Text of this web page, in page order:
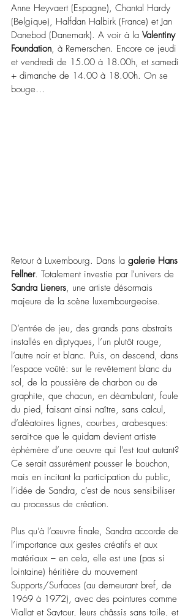
Anne Heyvaert (Espagne), Chantal Hardy
(Belgique), Halfdan Halbirk (France) et Jan
Danebod (Danemark). A voir à la Valentiny
Foundation, à Remerschen. Encore ce jeudi
et vendredi de 15.00 à 18.00h, et samedi
+ dimanche de 14.00 à 18.00h. On se
bouge…
Retour à Luxembourg. Dans la galerie Hans
Fellner. Totalement investie par l'univers de
Sandra Lieners, une artiste désormais
majeure de la scène luxembourgeoise.
D’entrée de jeu, des grands pans abstraits
installés en diptyques, l’un plutôt rouge,
l’autre noir et blanc. Puis, on descend, dans
l’espace voûté: sur le revêtement blanc du
sol, de la poussière de charbon ou de
graphite, que chacun, en déambulant, foule
du pied, faisant ainsi naître, sans calcul,
d’aléatoires lignes, courbes, arabesques:
serait-ce que le quidam devient artiste
éphémère d’une oeuvre qui l’est tout autant?
Ce serait assurément pousser le bouchon,
mais en incitant la participation du public,
l’idée de Sandra, c’est de nous sensibiliser
au processus de création.
Plus qu’à l’œuvre finale, Sandra accorde de
l’importance aux gestes créatifs et aux
matériaux – en cela, elle est une (pas si
lointaine) héritière du mouvement
Supports/Surfaces (au demeurant bref, de
1969 à 1972), avec des pointures comme
Viallat et Saytour, leurs châssis sans toile, et